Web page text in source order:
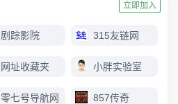
立即加入
剧踪影院 315友链网
网址收藏夹 小胖实验室
零七号导航网 857传奇